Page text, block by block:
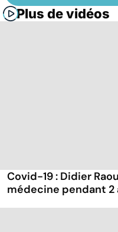
Plus de vidéos
Covid-19 : Didier
médecine pendant 2